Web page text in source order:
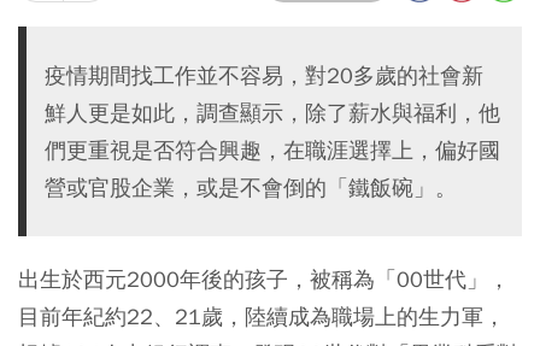
疫情期間找工作並不容易，對20多歲的社會新
鮮人更是如此，調查顯示，除了薪水與福利，他
們更重視是否符合興趣，在職涯選擇上，偏好國
營或官股企業，或是不會倒的「鐵飯碗」。
出生於西元2000年後的孩子，被稱為「00世代」，
目前年紀約22、21歲，陸續成為職場上的生力軍，